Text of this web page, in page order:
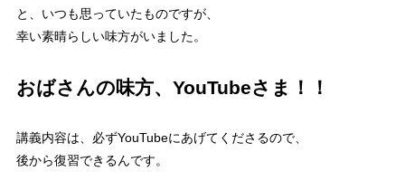
と、いつも思っていたものですが、
幸い素晴らしい味方がいました。
おばさんの味方、YouTubeさま！！
講義内容は、必ずYouTubeにあげてくださるので、
後から復習できるんです。